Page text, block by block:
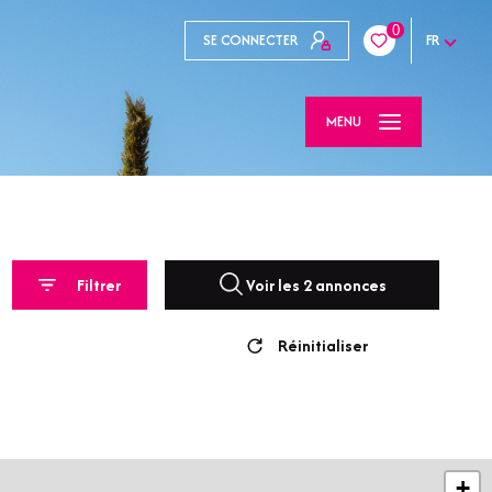
SE CONNECTER 0 FR
MENU
Filtrer Voir les 2annonces
Réinitialiser